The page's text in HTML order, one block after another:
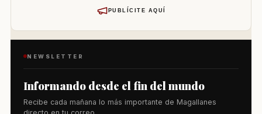
PUBLÍCITE AQUÍ
NEWSLETTER
Informando desde el fin del mundo
Recibe cada mañana lo más importante de Magallanes